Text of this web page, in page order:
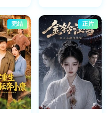
完结 正片